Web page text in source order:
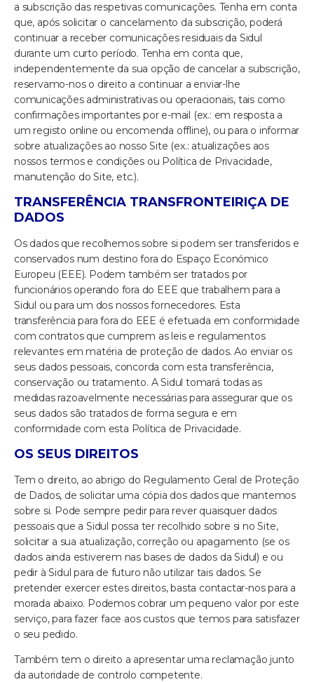
a subscrição das respetivas comunicações. Tenha em conta
que, após solicitar o cancelamento da subscrição, poderá
continuar a receber comunicações residuais da Sidul
durante um curto período. Tenha em conta que,
independentemente da sua opção de cancelar a subscrição,
reservamo-nos o direito a continuar a enviar-lhe
comunicações administrativas ou operacionais, tais como
confirmações importantes por e-mail (ex.: em resposta a
um registo online ou encomenda offline), ou para o informar
sobre atualizações ao nosso Site (ex.: atualizações aos
nossos termos e condições ou Política de Privacidade,
manutenção do Site, etc.).
TRANSFERÊNCIA TRANSFRONTEIRIÇA DE
DADOS
Os dados que recolhemos sobre si podem ser transferidos e
conservados num destino fora do Espaço Económico
Europeu (EEE). Podem também ser tratados por
funcionários operando fora do EEE que trabalhem para a
Sidul ou para um dos nossos fornecedores. Esta
transferência para fora do EEE é efetuada em conformidade
com contratos que cumprem as leis e regulamentos
relevantes em matéria de proteção de dados. Ao enviar os
seus dados pessoais, concorda com esta transferência,
conservação ou tratamento. A Sidul tomará todas as
medidas razoavelmente necessárias para assegurar que os
seus dados são tratados de forma segura e em
conformidade com esta Política de Privacidade.
OS SEUS DIREITOS
Tem o direito, ao abrigo do Regulamento Geral de Proteção
de Dados, de solicitar uma cópia dos dados que mantemos
sobre si. Pode sempre pedir para rever quaisquer dados
pessoais que a Sidul possa ter recolhido sobre si no Site,
solicitar a sua atualização, correção ou apagamento (se os
dados ainda estiverem nas bases de dados da Sidul) e ou
pedir à Sidul para de futuro não utilizar tais dados. Se
pretender exercer estes direitos, basta contactar-nos para a
morada abaixo. Podemos cobrar um pequeno valor por este
serviço, para fazer face aos custos que temos para satisfazer
o seu pedido.
Também tem o direito a apresentar uma reclamação junto
da autoridade de controlo competente.